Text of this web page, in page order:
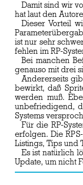
Damit sind wir
hat laut den
Dieser Vorteil
ist nur sehr
fehlen im RP-
Bei manchen
genauso mit drei
Andererseits
bewirkt, daß
werden muß.
unbefriedigend,
Systems
Für die RP-
erfolgen. Die
Listings, Tips und
Es ist natürlich
Update, um nicht